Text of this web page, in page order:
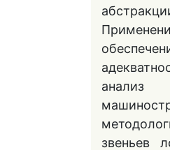
анализ
звеньев